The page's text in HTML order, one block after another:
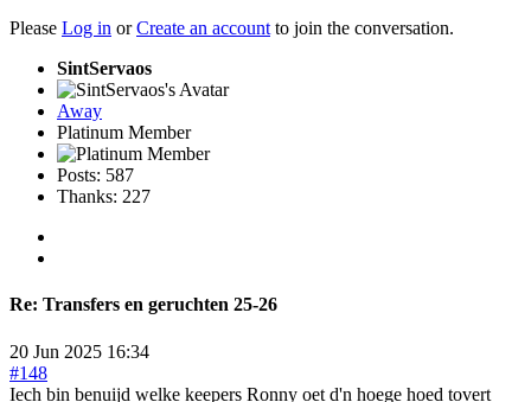
Please Log in orCreate an account to join the conversation.
SintServaos
Away
Platinum Member
Posts: 587
Thanks: 227
Re: Transfers en geruchten 25-26
20 Jun 2025 16:34
#148
Iech bin benuijd welke keepers Ronny oet d'n hoege hoed tovert